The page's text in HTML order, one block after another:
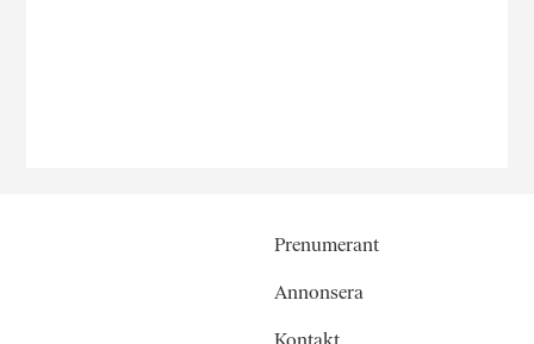
Prenumerant
Annonsera